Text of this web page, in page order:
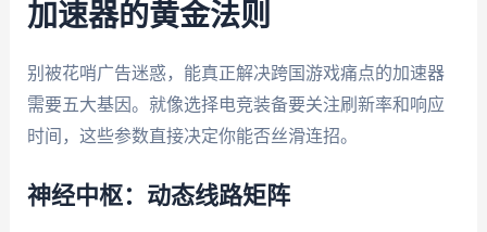
加速器的黄金法则
别被花哨广告迷惑，能真正解决跨国游戏痛点的加速器
需要五大基因。就像选择电竞装备要关注刷新率和响应
时间，这些参数直接决定你能否丝滑连招。
神经中枢：动态线路矩阵